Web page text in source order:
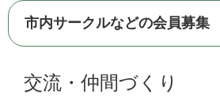
へ
市内サークルなどの会員募集
交流・仲間づくり